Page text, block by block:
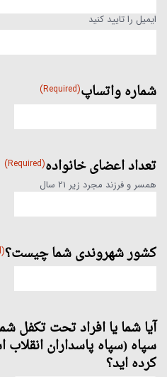
ایمیل را تایید کنید
شماره واتساپ(Required)
تعداد اعضای خانواده(Required)
همسر و فرزند مجرد زیر 21 سال
کشور شهروندی شما چیست؟(Required)
آیا شما یا افراد تحت تکفل
سپاه (سپاه پاسداران
کرده اید؟